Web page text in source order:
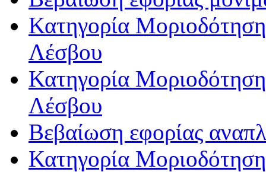
Κατηγορία
Λέσβου
Κατηγορία
Λέσβου
Βεβαίωση εφορίας
Κατηγορία